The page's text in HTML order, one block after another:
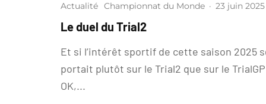
Actualité Championnat du Monde · 23 juin 2025
Le duel du Trial2
Et si l’intérêt sportif de cette saison 2025
portait plutôt sur le Trial2 que sur le
OK,...